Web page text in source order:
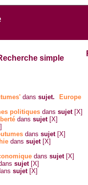
simple
danssujet.
Europe
politiques danssujet [X]
danssujet [X]
danssujet [X]
danssujet [X]
danssujet [X]
sujet [X]
sujet [X]